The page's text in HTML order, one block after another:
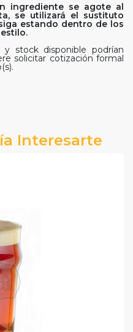
ingrediente se agote al
se utilizará el sustituto
estando dentro de los
stock disponible podrían
solicitar cotización formal
Interesarte